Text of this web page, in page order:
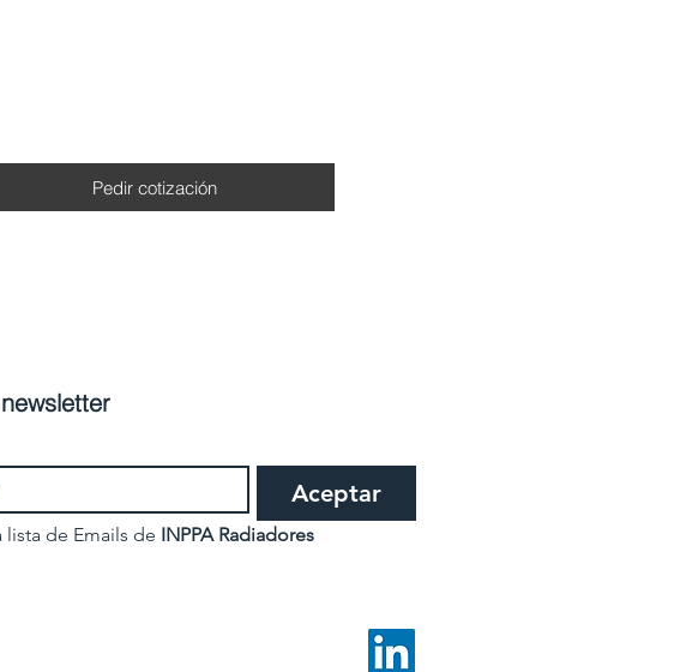
Pedir cotización
Aceptar
de Emails de INPPA Radiadores